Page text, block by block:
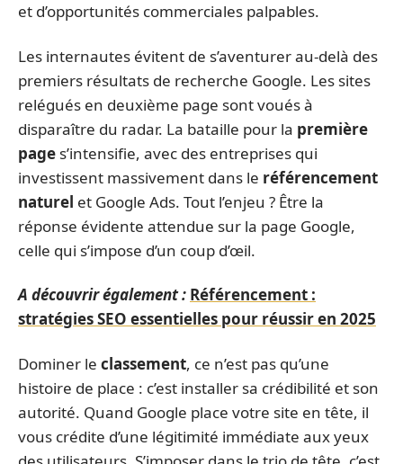
et d’opportunités commerciales palpables.
Les internautes évitent de s’aventurer au-delà des
premiers résultats de recherche Google. Les sites
relégués en deuxième page sont voués à
disparaître du radar. La bataille pour la première
page s’intensifie, avec des entreprises qui
investissent massivement dans le référencement
naturel et Google Ads. Tout l’enjeu ? Être la
réponse évidente attendue sur la page Google,
celle qui s’impose d’un coup d’œil.
A découvrir également : Référencement :
stratégies SEO essentielles pour réussir en 2025
Dominer le classement, ce n’est pas qu’une
histoire de place : c’est installer sa crédibilité et son
autorité. Quand Google place votre site en tête, il
vous crédite d’une légitimité immédiate aux yeux